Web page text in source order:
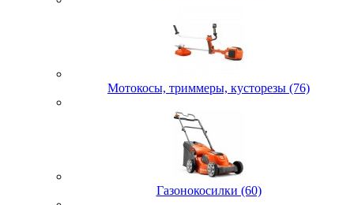
Мотокосы, триммеры, кусторезы (76)
Газонокосилки (60)